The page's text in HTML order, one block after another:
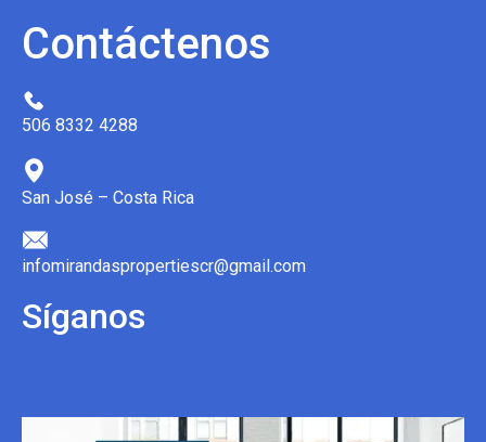
Contáctenos
506 8332 4288
San José – Costa Rica
infomirandaspropertiescr@gmail.com
Síganos